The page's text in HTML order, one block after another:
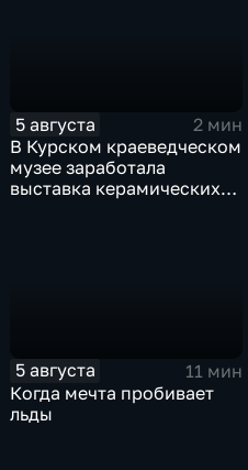
5 августа
2 мин
В Курском краеведческом
музее заработала
выставка керамических
5 августа
11 мин
Когда мечта пробивает
льды